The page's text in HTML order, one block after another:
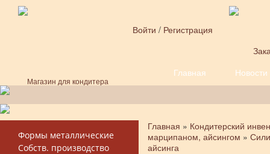
Перейти к основному содержанию
Магазин для кондитера
Войти / Регистрация
Главная
Новости
Форма поиска
Формы металлические
Собств. производство
Вы здесь
Главная » Кондитерский
марципаном, айсингом »
айсинга